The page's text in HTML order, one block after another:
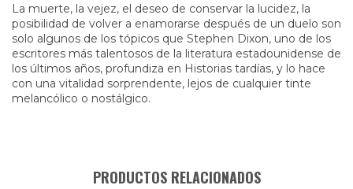
La muerte, la vejez, el deseo de conservar la lucidez, la
posibilidad de volver a enamorarse después de un duelo son
solo algunos de los tópicos que Stephen Dixon, uno de los
escritores más talentosos de la literatura estadounidense de
los últimos años, profundiza en Historias tardías, y lo hace
con una vitalidad sorprendente, lejos de cualquier tinte
melancólico o nostálgico.
PRODUCTOS RELACIONADOS